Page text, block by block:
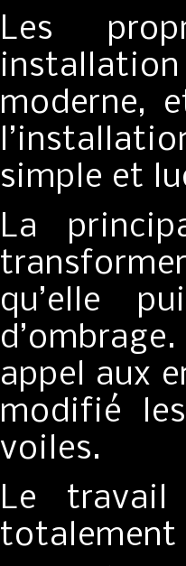
Les
moderne,
simple et
La
qu’elle
appel aux
modifié
voiles.
Le
totalement